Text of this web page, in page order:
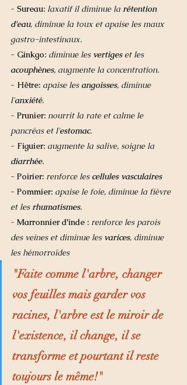
- Sureau: laxatif il diminue la rétention
d'eau, diminue la toux et apaise les maux
gastro-intestinaux.
- Ginkgo: diminue les vertiges et les
acouphènes, augmente la concentration.
- Hêtre: apaise les angoisses, diminue
l'anxiété.
- Prunier: nourrit la rate et calme le
pancréas et l'estomac.
- Figuier: augmente la salive, soigne la
diarrhée.
- Poirier: renforce les cellules vasculaires
- Pommier: apaise le foie, diminue la fièvre
et les rhumatismes.
- Marronnier d'inde : renforce les parois
des veines et diminue les varices, diminue
les hémorroïdes
"Faite comme l'arbre, changer
vos feuilles mais garder vos
racines, l'arbre est le miroir de
l'existence, il change, il se
transforme et pourtant il reste
toujours le même!"